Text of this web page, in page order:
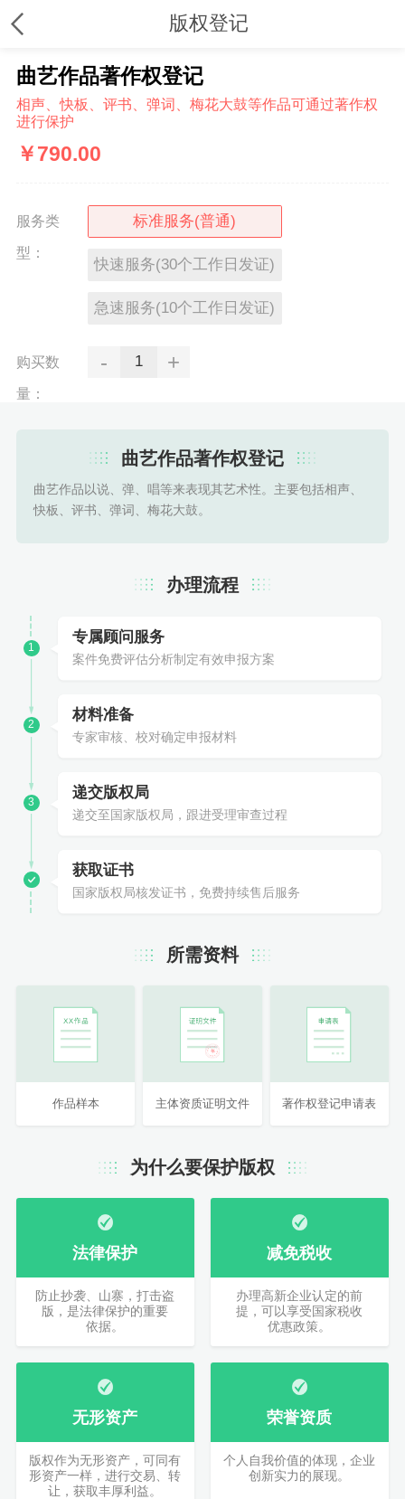
版权登记
曲艺作品著作权登记
相声、快板、评书、弹词、梅花大鼓等作品可通过著作权
进行保护
￥790.00
服务类
型：
标准服务(普通)
快速服务(30个工作日发证)
急速服务(10个工作日发证)
购买数
量：
- +
曲艺作品著作权登记
曲艺作品以说、弹、唱等来表现其艺术性。主要包括相声、
快板、评书、弹词、梅花大鼓。
办理流程
1
2
3
专属顾问服务
案件免费评估分析制定有效申报方案
材料准备
专家审核、校对确定申报材料
递交版权局
递交至国家版权局，跟进受理审查过程
获取证书
国家版权局核发证书，免费持续售后服务
所需资料
作品样本 主体资质证明文件 著作权登记申请表
为什么要保护版权
法律保护
防止抄袭、山寨，打击盗
版，是法律保护的重要
依据。
减免税收
办理高新企业认定的前
提，可以享受国家税收
优惠政策。
无形资产
版权作为无形资产，可同有
形资产一样，进行交易、转
让，获取丰厚利益。
荣誉资质
个人自我价值的体现，企业
创新实力的展现。